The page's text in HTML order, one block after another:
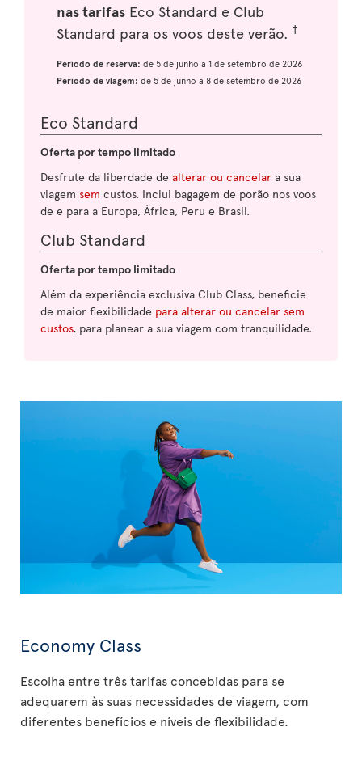
nas tarifas Eco Standard e Club
Standard para os voos deste verão. †
Período de reserva: de 5 de junho a 1 de setembro de 2026
Período de viagem: de 5 de junho a 8 de setembro de 2026
Eco Standard
Oferta por tempo limitado
Desfrute da liberdade de alterar ou cancelar a sua
viagem sem custos. Inclui bagagem de porão nos voos
de e para a Europa, África, Peru e Brasil.
Club Standard
Oferta por tempo limitado
Além da experiência exclusiva Club Class, beneficie
de maior flexibilidade para alterar ou cancelar sem
custos, para planear a sua viagem com tranquilidade.
Economy Class
Escolha entre três tarifas concebidas para se
adequarem às suas necessidades de viagem, com
diferentes benefícios e níveis de flexibilidade.